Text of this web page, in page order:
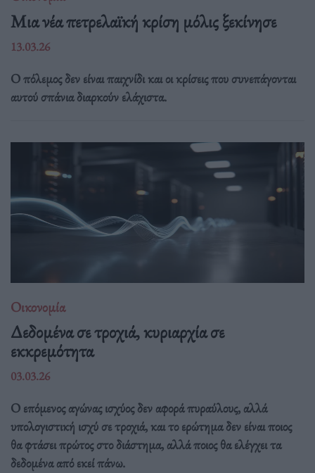
Μια νέα πετρελαϊκή κρίση μόλις ξεκίνησε
13.03.26
Ο πόλεμος δεν είναι παιχνίδι και οι κρίσεις που συνεπάγονται
αυτού σπάνια διαρκούν ελάχιστα.
Οικονομία
Δεδομένα σε τροχιά, κυριαρχία σε
εκκρεμότητα
03.03.26
Ο επόμενος αγώνας ισχύος δεν αφορά πυραύλους, αλλά
υπολογιστική ισχύ σε τροχιά, και το ερώτημα δεν είναι ποιος
θα φτάσει πρώτος στο διάστημα, αλλά ποιος θα ελέγχει τα
δεδομένα από εκεί πάνω.